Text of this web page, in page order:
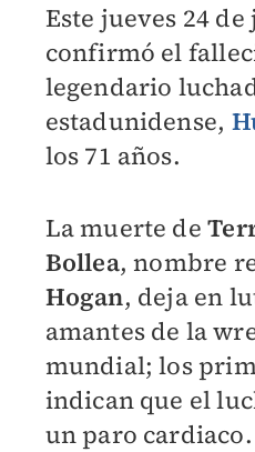
Este jueves 24
confirmó el
legendario
estadunidense,
los 71 años.
La muerte de
Bollea, nombre
Hogan, deja en
amantes de la
mundial; los
indican que el
un paro cardiaco.